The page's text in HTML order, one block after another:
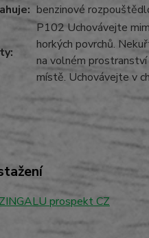
benzinové
P102 Uchovávejte
horkých povrchů.
na volném
místě. Uchovávejte v
ZINGALU prospekt CZ